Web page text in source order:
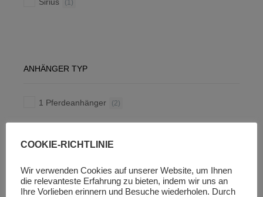
Sirius (1)
ANHÄNGER TYP
1 Pferdeanhänger (2)
KATEGORIEN
COOKIE-RICHTLINIE
Wir verwenden Cookies auf unserer Website, um Ihnen
die relevanteste Erfahrung zu bieten, indem wir uns an
Ihre Vorlieben erinnern und Besuche wiederholen. Durch